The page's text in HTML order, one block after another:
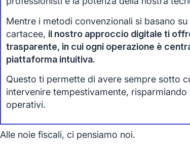
Mentre i metodi convenzionali si basano
cartacee, il nostro approccio digitale ti
trasparente, in cui ogni operazione è
piattaforma intuitiva.
Questo ti permette di avere sempre sotto
intervenire tempestivamente,
operativi.
Alle noie fiscali, ci pensiamo noi.